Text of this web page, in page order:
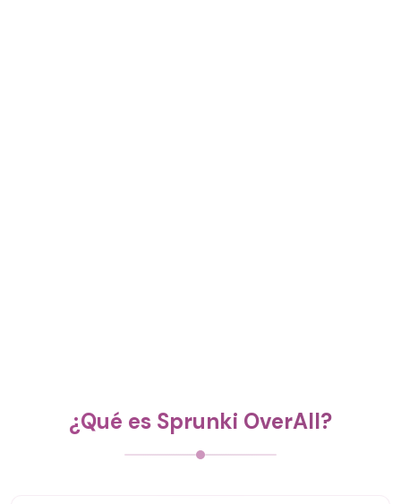
¿Qué es Sprunki OverAll?